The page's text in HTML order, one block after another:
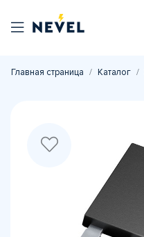
Главная страница Каталог